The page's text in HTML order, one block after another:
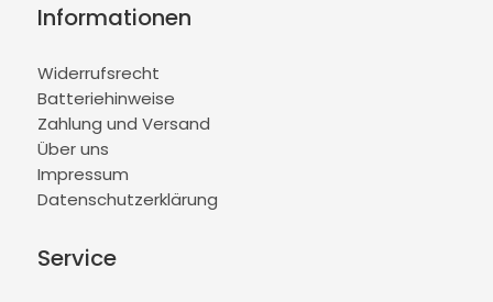
Informationen
Widerrufsrecht
Batteriehinweise
Zahlung und Versand
Über uns
Impressum
Datenschutzerklärung
Service